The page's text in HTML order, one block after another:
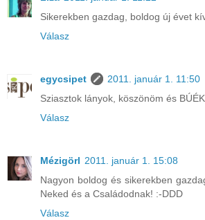
Sikerekben gazdag, boldog új évet
Válasz
egycsipet
2011. január 1. 11:50
Sziasztok lányok, köszönöm és
Válasz
Mézigörl 2011. január 1. 15:08
Nagyon boldog és sikerekben
Neked és a Családodnak! :-DDD
Válasz